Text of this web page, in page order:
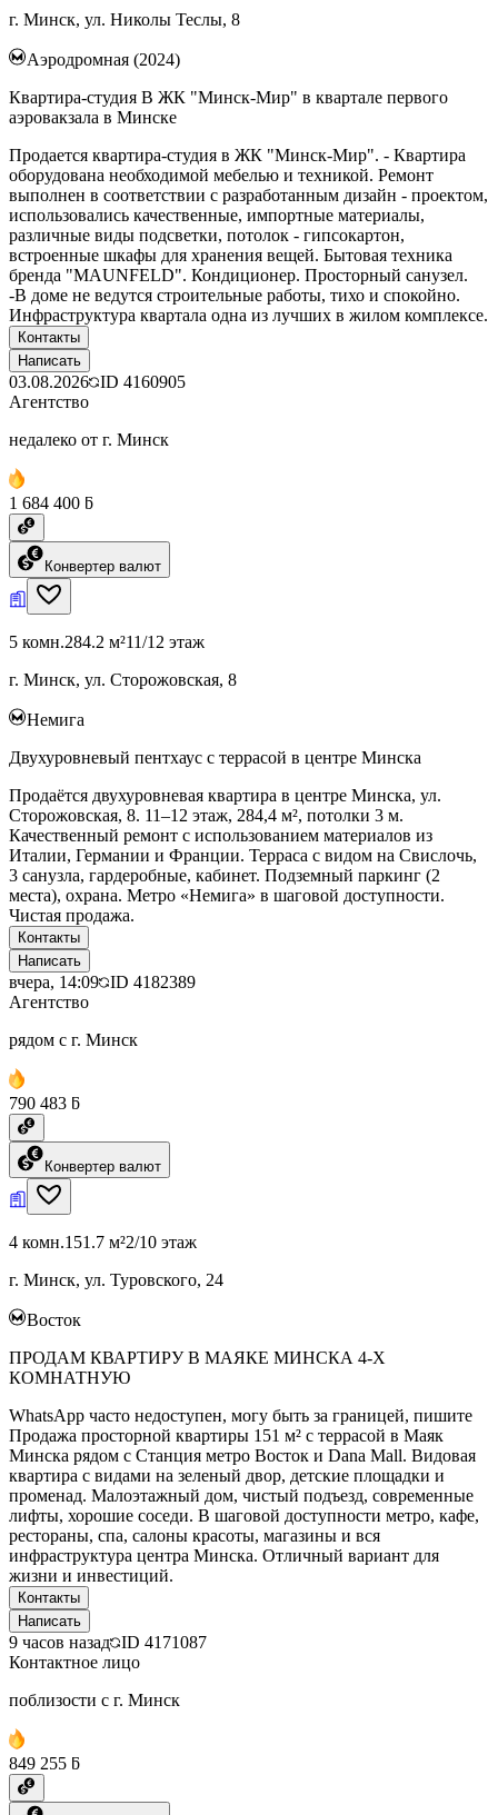
г. Минск, ул. Николы Теслы, 8
Аэродромная (2024)
Квартира-студия В ЖК "Минск-Мир" в квартале первого
аэровакзала в Минске
Продается квартира-студия в ЖК "Минск-Мир". - Квартира
оборудована необходимой мебелью и техникой. Ремонт
выполнен в соответствии с разработанным дизайн - проектом,
использовались качественные, импортные материалы,
различные виды подсветки, потолок - гипсокартон,
встроенные шкафы для хранения вещей. Бытовая техника
бренда "MAUNFELD". Кондиционер. Просторный санузел.
-В доме не ведутся строительные работы, тихо и спокойно.
Инфраструктура квартала одна из лучших в жилом комплексе.
Контакты
Написать
03.08.2026 ID 4160905
Агентство
недалеко от г. Минск
1 684 400 ƃ
Конвертер валют
5 комн.284.2 м²11/12 этаж
г. Минск, ул. Сторожовская, 8
Немига
Двухуровневый пентхаус с террасой в центре Минска
Продаётся двухуровневая квартира в центре Минска, ул.
Сторожовская, 8. 11–12 этаж, 284,4 м², потолки 3 м.
Качественный ремонт с использованием материалов из
Италии, Германии и Франции. Терраса с видом на Свислочь,
3 санузла, гардеробные, кабинет. Подземный паркинг (2
места), охрана. Метро «Немига» в шаговой доступности.
Чистая продажа.
Контакты
Написать
вчера, 14:09 ID 4182389
Агентство
рядом с г. Минск
790 483 ƃ
Конвертер валют
4 комн.151.7 м²2/10 этаж
г. Минск, ул. Туровского, 24
Восток
ПРОДАМ КВАРТИРУ В МАЯКЕ МИНСКА 4-Х
КОМНАТНУЮ
WhatsApp часто недоступен, могу быть за границей, пишите
Продажа просторной квартиры 151 м² с террасой в Маяк
Минска рядом с Станция метро Восток и Dana Mall. Видовая
квартира с видами на зеленый двор, детские площадки и
променад. Малоэтажный дом, чистый подъезд, современные
лифты, хорошие соседи. В шаговой доступности метро, кафе,
рестораны, спа, салоны красоты, магазины и вся
инфраструктура центра Минска. Отличный вариант для
жизни и инвестиций.
Контакты
Написать
9 часов назад ID 4171087
Контактное лицо
поблизости с г. Минск
849 255 ƃ